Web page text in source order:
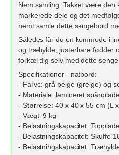
Nem samling: Takket være den
markerede dele og det
nemt samle dette sengebord
Således får du en kommode i
og træhylde, justerbare fødder
forkæl dig selv med dette
Specifikationer - natbord:
- Farve: grå beige (greige) og
- Materiale: lamineret
- Størrelse: 40 x 40 x 55 cm (L
- Vægt: 9 kg
- Belastningskapacitet:
- Belastningskapacitet: Skuffe
- Belastningskapacitet: